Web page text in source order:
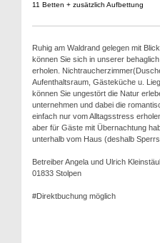
11 Betten + zusätzlich Aufbettung
Ruhig am Waldrand gelegen mit
können Sie sich in unserer
erholen.
Aufenthaltsraum, Gästeküche u.
können Sie ungestört die Natur
unternehmen und dabei die
einfach nur vom Alltagsstress
aber für Gäste mit Übernachtung
unterhalb vom Haus (deshalb
Betreiber Angela und Ulrich
01833 Stolpen
#Direktbuchung möglich